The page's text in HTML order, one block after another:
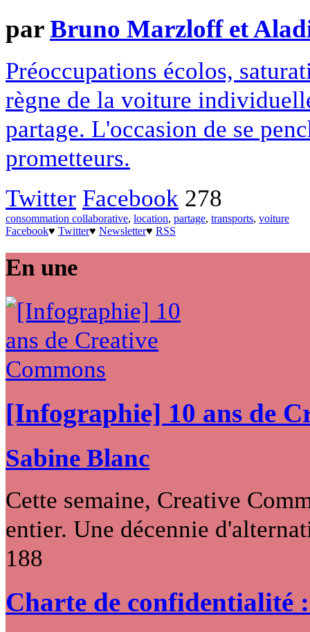
parBruno Marzloff et
Préoccupations écolos,
règne de la voiture
partage. L'occasion de se
prometteurs.
Twitter Facebook 278
consommation collaborative, location, partage, transports, voiture
Facebook♥ Twitter♥ Newsletter♥ RSS
En une
[Infographie] 10 ans de
Sabine Blanc
Cette semaine, Creative
entier. Une décennie
188
Charte de confidentialité